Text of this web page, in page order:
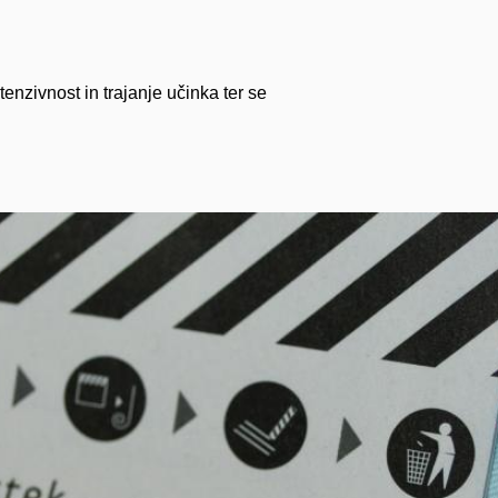
in trajanje učinka ter se